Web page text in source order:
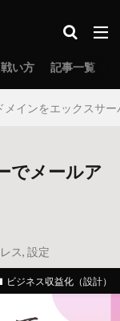
い方 記事一覧
メインをエックスサ
でメールア
ス, 設定
ビジネス収益化（設計）